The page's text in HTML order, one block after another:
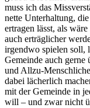
muss ich das
nette Unterhaltung,
ertragen lässt, als
auch erträglicher
irgendwo spielen soll,
Gemeinde auch gerne
und Allzu-
dabei lächerlich
mit der Gemeinde in
will – und zwar nicht